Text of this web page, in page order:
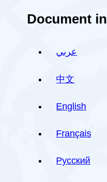
Document
عربي
中文
English
Français
Русский